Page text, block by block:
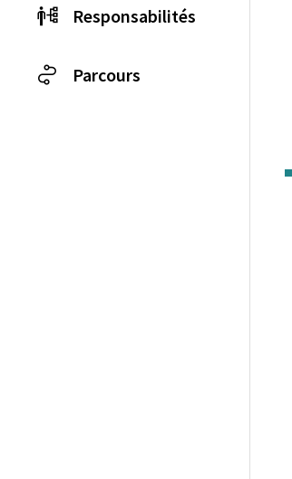
Responsabilités
Parcours